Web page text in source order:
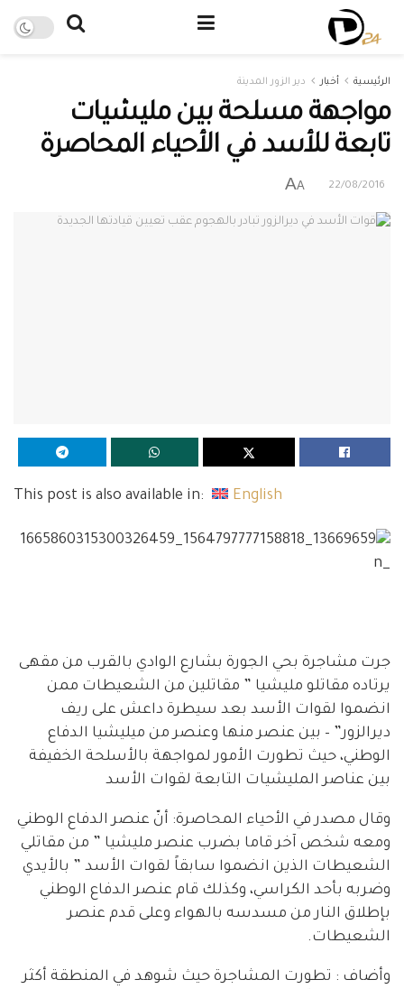
الرئيسية أخبار دير الزور المدينة
مواجهة مسلحة بين مليشيات
تابعة للأسد في الأحياء المحاصرة
22/08/2016
A
A
This post is also available in: English
جرت مشاجرة بحي الجورة بشارع الوادي بالقرب من مقهى
يرتاده مقاتلو مليشيا ” مقاتلين من الشعيطات ممن
انضموا لقوات الأسد بعد سيطرة داعش على ريف
ديرالزور” – بين عنصر منها وعنصر من ميليشيا الدفاع
الوطني، حيث تطورت الأمور لمواجهة بالأسلحة الخفيفة
بين عناصر المليشيات التابعة لقوات الأسد
وقال مصدر في الأحياء المحاصرة: أنّ عنصر الدفاع الوطني
ومعه شخص آخر قاما بضرب عنصر مليشيا ” من مقاتلي
الشعيطات الذين انضموا سابقاً لقوات الأسد ” بالأيدي
وضربه بأحد الكراسي، وكذلك قام عنصر الدفاع الوطني
بإطلاق النار من مسدسه بالهواء وعلى قدم عنصر
الشعيطات.
وأضاف : تطورت المشاجرة حيث شوهد في المنطقة أكثر